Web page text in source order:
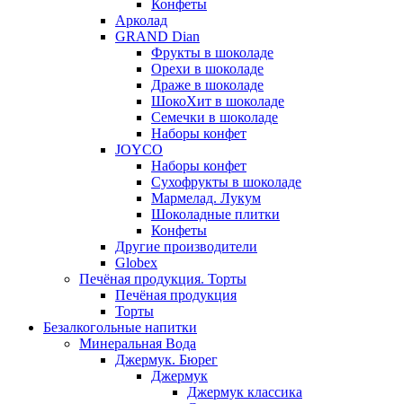
Конфеты
Арколад
GRAND Dian
Фрукты в шоколаде
Орехи в шоколаде
Драже в шоколаде
ШокоХит в шоколаде
Семечки в шоколаде
Наборы конфет
JOYCO
Наборы конфет
Сухофрукты в шоколаде
Мармелад. Лукум
Шоколадные плитки
Конфеты
Другие производители
Globex
Печёная продукция. Торты
Печёная продукция
Торты
Безалкогольные напитки
Минеральная Вода
Джермук. Бюрег
Джермук
Джермук классика